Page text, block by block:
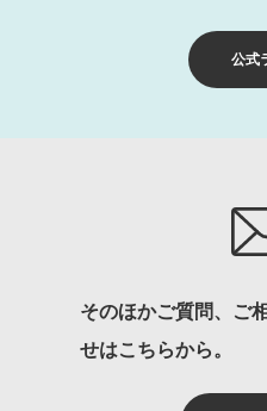
公式
そのほかご質問、ご
せはこちらから。